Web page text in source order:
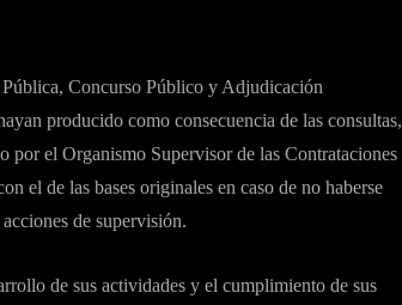
Concurso Público y Adjudicación
producido como consecuencia de las consultas,
por el Organismo Supervisor de las Contrataciones
el de las bases originales en caso de no haberse
de supervisión.
de sus actividades y el cumplimiento de sus